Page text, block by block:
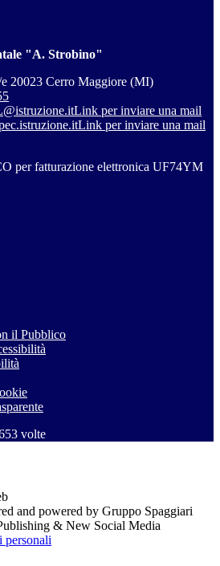
"A. Strobino"
20023 Cerro Maggiore (MI)
Link per inviare una mail
Link per inviare una mail
per fatturazione elettronica UF74YM
il Pubblico
volte
and powered by Gruppo Spaggiari
& New Social Media
personali